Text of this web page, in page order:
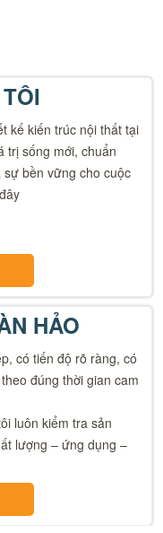
kế kiến trúc nội thất tại
trị sống mới, chuẩn
bền vững cho cuộc
HẢO
có tiến độ rõ ràng, có
đúng thời gian cam
luôn kiểm tra sản
lượng – ứng dụng –